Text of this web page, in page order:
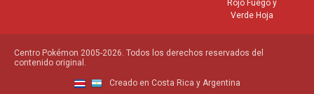
Rojo Fuego y
Verde Hoja
Centro Pokémon 2005-2026. Todos los derechos reservados del
contenido original.
Creado en Costa Rica y Argentina